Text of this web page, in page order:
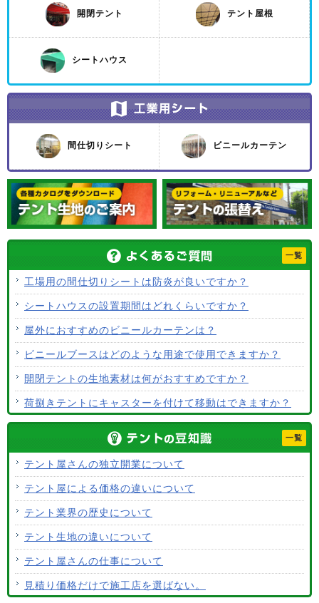
開閉テント テント屋根
シートハウス
間仕切りシート ビニールカーテン
一覧
工場用の間仕切りシートは防炎が良いですか？
シートハウスの設置期間はどれくらいですか？
屋外におすすめのビニールカーテンは？
ビニールブースはどのような用途で使用できますか？
開閉テントの生地素材は何がおすすめですか？
荷捌きテントにキャスターを付けて移動はできますか？
使用するテント生地の違いは？
ALCなどにオーニングは設置できますか？
テント生地はクリーニングできますか？
一覧
テント屋さんの独立開業について
テント屋による価格の違いについて
テント業界の歴史について
テント生地の違いについて
テント屋さんの仕事について
見積り価格だけで施工店を選ばない。